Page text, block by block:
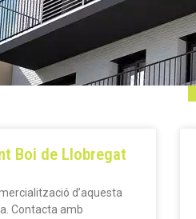
Boi de Llobregat
d’aquesta
Contacta amb